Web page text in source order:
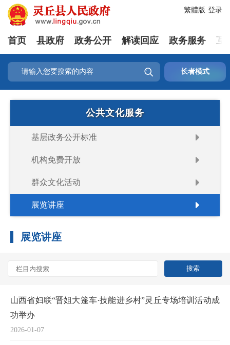
登录
繁體版
首页 县政府 政务公开 解读回应 政务服务 互
 长者模式
公共文化服务
基层政务公开标准
机构免费开放
群众文化活动
展览讲座
展览讲座
2026-01-07
山西省妇联“晋姐大篷车·技能进乡村”灵丘专场培训活动成
功举办